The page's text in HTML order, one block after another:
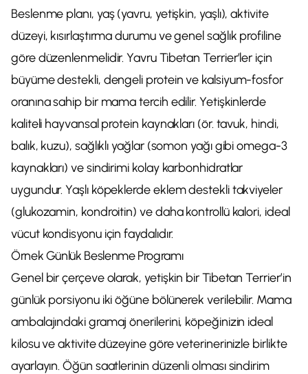
Beslenme planı, yaş (yavru, yetişkin, yaşlı), aktivite
düzeyi, kısırlaştırma durumu ve genel sağlık profiline
göre düzenlenmelidir. Yavru Tibetan Terrier’ler için
büyüme destekli, dengeli protein ve kalsiyum-fosfor
oranına sahip bir mama tercih edilir. Yetişkinlerde
kaliteli hayvansal protein kaynakları (ör. tavuk, hindi,
balık, kuzu), sağlıklı yağlar (somon yağı gibi omega-3
kaynakları) ve sindirimi kolay karbonhidratlar
uygundur. Yaşlı köpeklerde eklem destekli takviyeler
(glukozamin, kondroitin) ve daha kontrollü kalori, ideal
vücut kondisyonu için faydalıdır.
Örnek Günlük Beslenme Programı
Genel bir çerçeve olarak, yetişkin bir Tibetan Terrier’in
günlük porsiyonu iki öğüne bölünerek verilebilir. Mama
ambalajındaki gramaj önerilerini, köpeğinizin ideal
kilosu ve aktivite düzeyine göre veterinerinizle birlikte
ayarlayın. Öğün saatlerinin düzenli olması sindirim